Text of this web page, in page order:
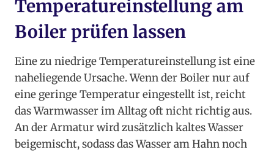
Temperatureinstellung am
Boiler prüfen lassen
Eine zu niedrige Temperatureinstellung ist eine
naheliegende Ursache. Wenn der Boiler nur auf
eine geringe Temperatur eingestellt ist, reicht
das Warmwasser im Alltag oft nicht richtig aus.
An der Armatur wird zusätzlich kaltes Wasser
beigemischt, sodass das Wasser am Hahn noch